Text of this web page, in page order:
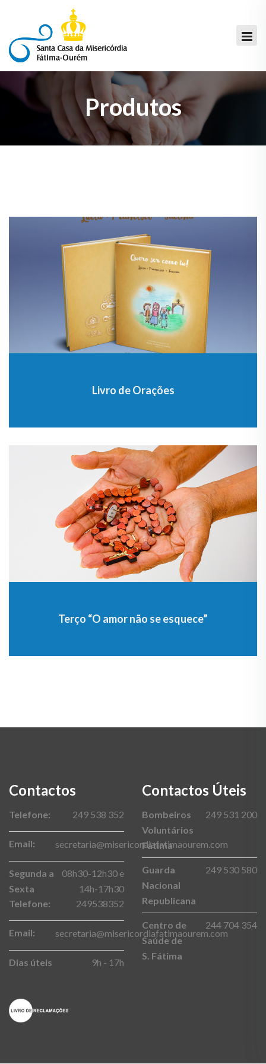
Produtos
Livro de Orações
Terço “O amor não se esquece”
Contactos
Telefone: 249 538 352
Email: secretaria@misericordiafatimaourem.com
Segunda a
Sexta
08h30-12h30 e
14h-17h30
Telefone:
249538352
Email: secretaria@misericordiafatimaourem.com
Dias úteis 9h - 17h
Contactos Úteis
Bombeiros
Voluntários
Fátima
249 531 200
Guarda
Nacional
Republicana
249 530 580
Centro de
Saúde de
S. Fátima
244 704 354